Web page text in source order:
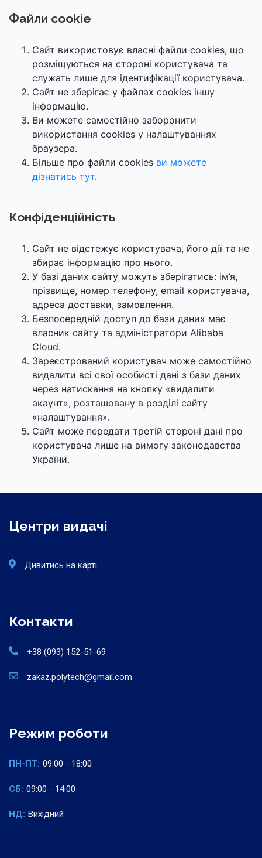
Файли cookie
Сайт використовує власні файли cookies, що
розміщуються на стороні користувача та
служать лише для ідентифікації користувача.
Сайт не зберігає у файлах cookies іншу
інформацію.
Ви можете самостійно заборонити
використання cookies у налаштуваннях
браузера.
Більше про файли cookies ви можете
дізнатись тут.
Конфіденційність
Сайт не відстежує користувача, його дії та не
збирає інформацію про нього.
У базі даних сайту можуть зберігатись: ім’я,
прізвище, номер телефону, email користувача,
адреса доставки, замовлення.
Безпосередній доступ до бази даних має
власник сайту та адміністратори Alibaba
Cloud.
Зареєстрований користувач може самостійно
видалити всі свої особисті дані з бази даних
через натискання на кнопку «видалити
акаунт», розташовану в розділі сайту
«налаштування».
Сайт може передати третій стороні дані про
користувача лише на вимогу законодавства
України.
Центри видачі
Дивитись на карті
Контакти
+38 (093) 152-51-69
zakaz.polytech@gmail.com
Режим роботи
ПН-ПТ: 09:00 - 18:00
СБ: 09:00 - 14:00
НД: Вихідний